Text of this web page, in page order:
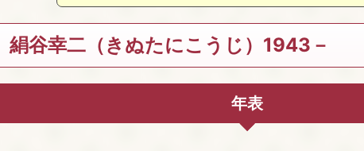
絹谷幸二（きぬたにこうじ）1943－
年表